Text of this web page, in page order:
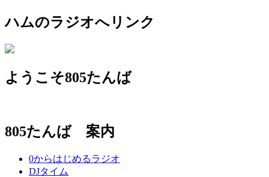
ハムのラジオへリンク
ようこそ805たんば
805たんば 案内
0からはじめるラジオ
DJタイム